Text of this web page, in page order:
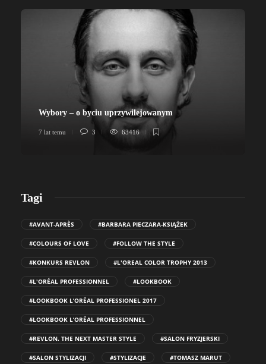
Wybory – o byciu uprzywilejowanym
7 lat temu 3 63416
Tagi
#AVANT-APRÈS #BARBARA PIECZARA-KSIĄŻEK
#COLOURS OF LOVE #FOLLOW THE STYLE
#KONKURS REVLON #L'OREAL COLOR TROPHY 2013
#L'ORÉAL PROFESSIONNEL #LOOKBOOK
#LOOKBOOK L’ORÉAL PROFESSIONEL 2017
#LOOKBOOK L’ORÉAL PROFESSIONNEL
#REVLON. THE NEXT MASTER STYLE #SALON FRYZJERSKI
#SALON STYLIZACJI #STYLIZACJE #TOMASZ MARUT